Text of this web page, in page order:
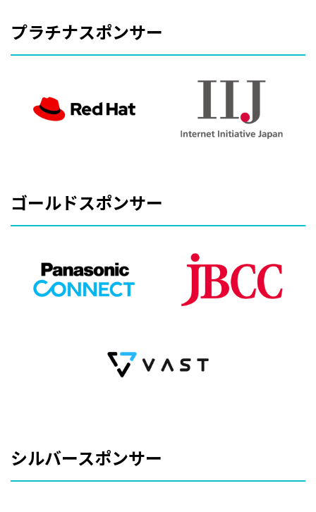
プラチナスポンサー
ゴールドスポンサー
シルバースポンサー